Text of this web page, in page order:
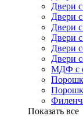
Двери
Двери
Двери
Двери
Двери
Двери
МДФ с
Показать все